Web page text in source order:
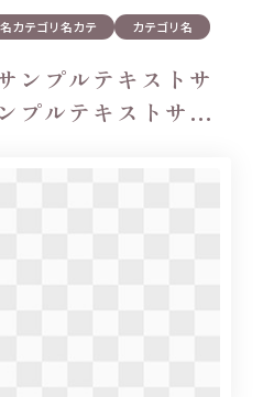
カテゴリ名カテ カテゴリ名
ンプルテキストサ
プルテキストサン